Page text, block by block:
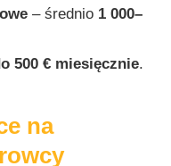
– średnio 1 000–
500 € miesięcznie.
na